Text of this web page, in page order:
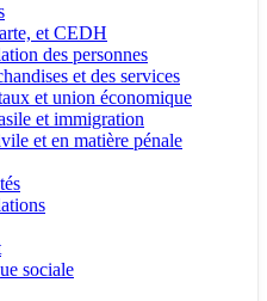
et CEDH
des personnes
et des services
et union économique
et immigration
et en matière pénale
sociale